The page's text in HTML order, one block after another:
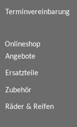
Terminvereinbarung
Onlineshop
Angebote
Ersatzteile
Zubehör
Räder & Reifen